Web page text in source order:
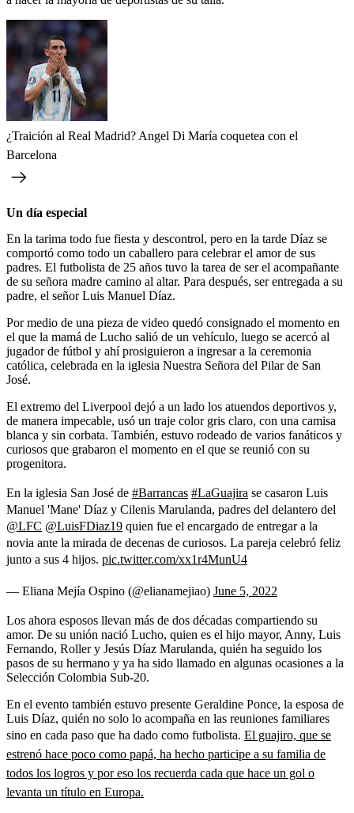
¿Traición al Real Madrid? Angel Di María coquetea con el
Barcelona
Un día especial
En la tarima todo fue fiesta y descontrol, pero en la tarde Díaz se
comportó como todo un caballero para celebrar el amor de sus
padres. El futbolista de 25 años tuvo la tarea de ser el acompañante
de su señora madre camino al altar. Para después, ser entregada a su
padre, el señor Luis Manuel Díaz.
Por medio de una pieza de video quedó consignado el momento en
el que la mamá de Lucho salió de un vehículo, luego se acercó al
jugador de fútbol y ahí prosiguieron a ingresar a la ceremonia
católica, celebrada en la iglesia Nuestra Señora del Pilar de San
José.
El extremo del Liverpool dejó a un lado los atuendos deportivos y,
de manera impecable, usó un traje color gris claro, con una camisa
blanca y sin corbata. También, estuvo rodeado de varios fanáticos y
curiosos que grabaron el momento en el que se reunió con su
progenitora.
En la iglesia San José de #Barrancas #LaGuajira se casaron Luis
Manuel 'Mane' Díaz y Cilenis Marulanda, padres del delantero del
@LFC @LuisFDiaz19 quien fue el encargado de entregar a la
novia ante la mirada de decenas de curiosos. La pareja celebró feliz
junto a sus 4 hijos. pic.twitter.com/xx1r4MunU4
— Eliana Mejía Ospino (@elianamejiao) June 5, 2022
Los ahora esposos llevan más de dos décadas compartiendo su
amor. De su unión nació Lucho, quien es el hijo mayor, Anny, Luis
Fernando, Roller y Jesús Díaz Marulanda, quién ha seguido los
pasos de su hermano y ya ha sido llamado en algunas ocasiones a la
Selección Colombia Sub-20.
En el evento también estuvo presente Geraldine Ponce, la esposa de
Luis Díaz, quién no solo lo acompaña en las reuniones familiares
sino en cada paso que ha dado como futbolista. El guajiro, que se
estrenó hace poco como papá, ha hecho participe a su familia de
todos los logros y por eso los recuerda cada que hace un gol o
levanta un título en Europa.